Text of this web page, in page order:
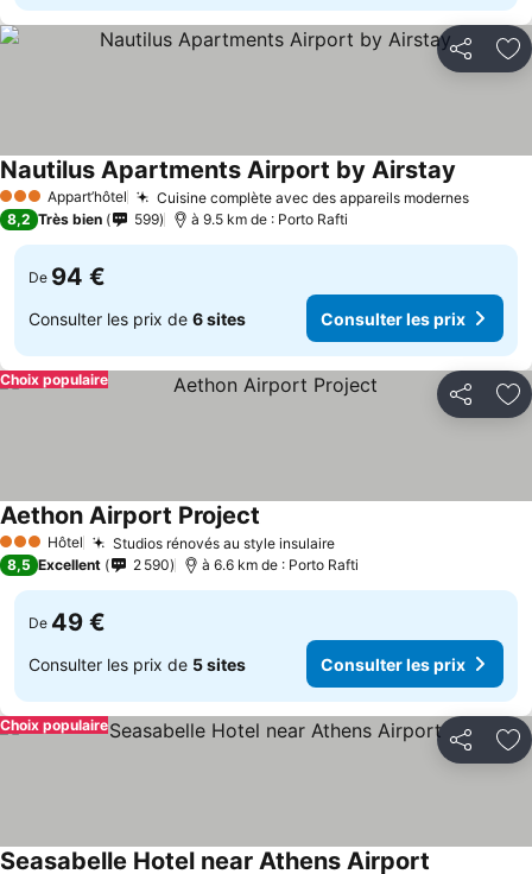
Partager
3 ÉtoilesAppart’hôtel Cuisine complète avec des appareils modernes
Nautilus Apartments Airport by Airstay
8,2 Très bien 599 à 9.5 km de : Porto Rafti
De 94 €
Consulter les prix de 6 sites Consulter les prix
Partager
Choix populaire
3 ÉtoilesHôtel Studios rénovés au style insulaire
Aethon Airport Project
8,5 Excellent 2 590 à 6.6 km de : Porto Rafti
De 49 €
Consulter les prix de 5 sites Consulter les prix
Partager
Choix populaire
Seasabelle Hotel near Athens Airport